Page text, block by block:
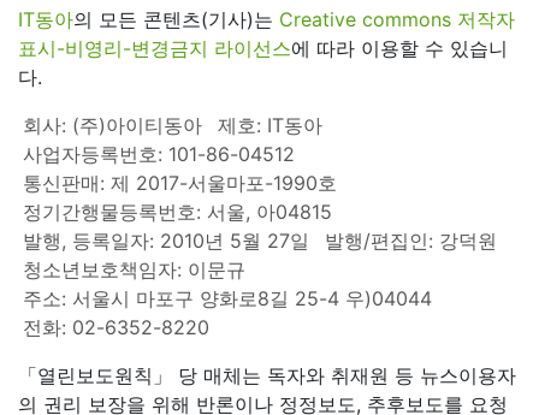
IT동아의 모든 콘텐츠(기사)는 Creative commons 저작자
표시-비영리-변경금지 라이선스에 따라 이용할 수 있습니
다.
회사: (주)아이티동아
제호: IT동아
사업자등록번호: 101-86-04512
통신판매: 제 2017-서울마포-1990호
정기간행물등록번호: 서울, 아04815
발행, 등록일자: 2010년 5월 27일
발행/편집인: 강덕원
청소년보호책임자: 이문규
주소: 서울시 마포구 양화로8길 25-4 우)04044
전화: 02-6352-8220
「열린보도원칙」 당 매체는 독자와 취재원 등 뉴스이용자
의 권리 보장을 위해 반론이나 정정보도, 추후보도를 요청